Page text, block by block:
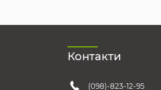
Контакти
(098)-823-12-95